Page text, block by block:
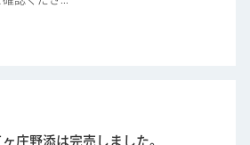
庄野添は完売しました。